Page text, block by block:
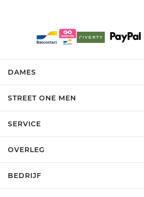
DAMES
STREET ONE MEN
SERVICE
OVERLEG
BEDRIJF